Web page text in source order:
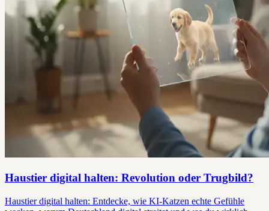
Haustier digital halten: Revolution oder Trugbild?
Haustier digital halten: Entdecke, wie KI-Katzen echte Gefühle